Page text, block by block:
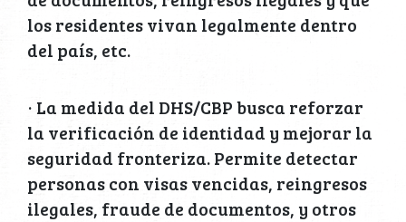
los residentes vivan legalmente dentro
del país, etc.
· La medida del DHS/CBP busca reforzar
la verificación de identidad y mejorar la
seguridad fronteriza. Permite detectar
personas con visas vencidas, reingresos
ilegales, fraude de documentos, y otros